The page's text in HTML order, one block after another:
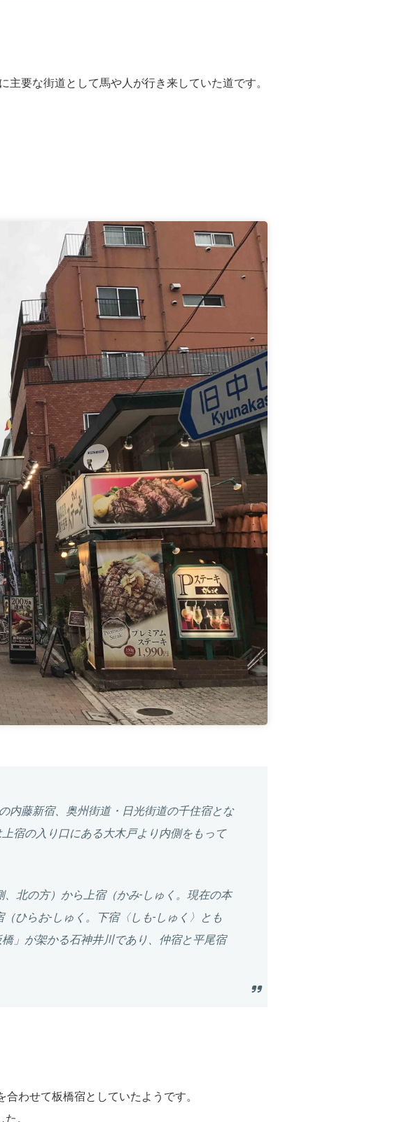
要な街道として馬や人が行き来していた道です。
内藤新宿、奥州街道・日光街道の千住宿とな
宿の入り口にある大木戸より内側をもって
北の方）から上宿（かみ-しゅく。現在の本
（ひらお-しゅく。下宿〈しも-しゅく〉とも
」が架かる石神井川であり、仲宿と平尾宿
わせて板橋宿としていたようです。
。